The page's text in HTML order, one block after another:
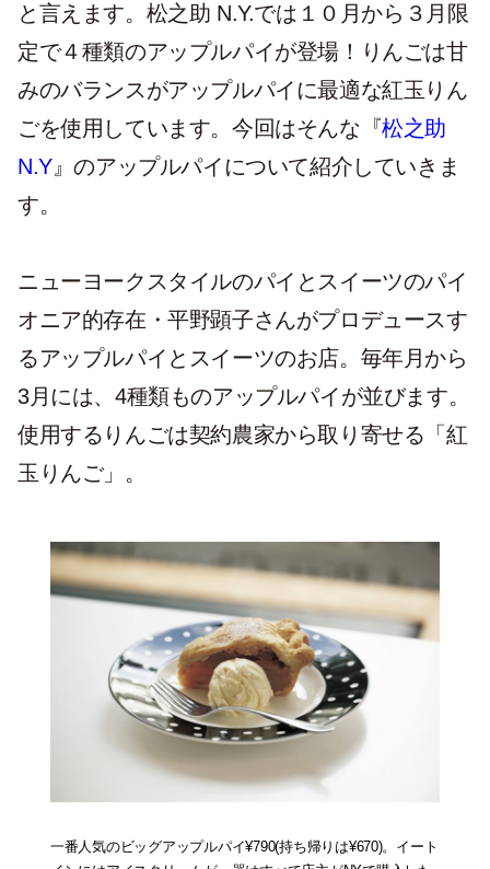
と言えます。松之助 N.Y.では１０月から３月限
定で４種類のアップルパイが登場！りんごは甘
みのバランスがアップルパイに最適な紅玉りん
ごを使用しています。今回はそんな『松之助
N.Y』のアップルパイについて紹介していきま
す。
ニューヨークスタイルのパイとスイーツのパイ
オニア的存在・平野顕子さんがプロデュースす
るアップルパイとスイーツのお店。毎年月から
3月には、4種類ものアップルパイが並びます。
使用するりんごは契約農家から取り寄せる「紅
玉りんご」。
一番人気のビッグアップルパイ¥790(持ち帰りは¥670)。イート